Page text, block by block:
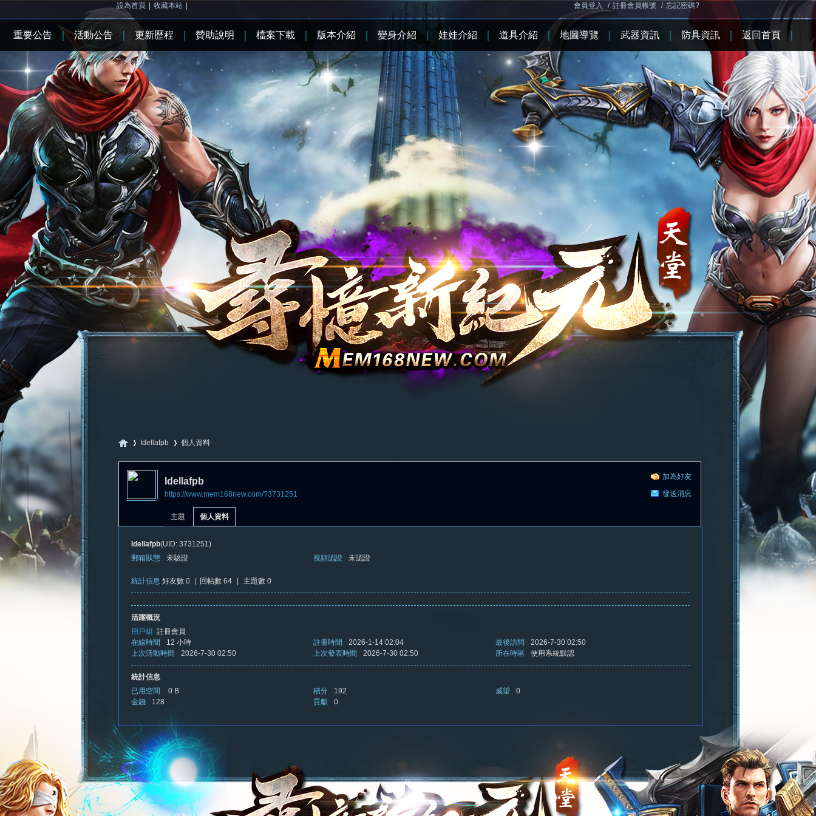
設為首頁 收藏本站 會員登入 / 註冊會員帳號 / 忘記密碼?
新
Idellafpb
›
個人資料
加為好友
發送消息
Idellafpb
https://www.mem168new.com/?3731251
主題 個人資料
Idellafpb(UID: 3731251)
郵箱狀態
未驗證 視頻認證 未認證
統計信息 好友數 0 回帖數 64 主題數 0
活躍概況
用戶組 註冊會員
在線時間
12 小時 註冊時間 2026-1-14 02:04 最後訪問
2026-7-30 02:50
上次活動時間
2026-7-30 02:50 上次發表時間 2026-7-30 02:50 所在時區 使用系統默認
統計信息
已用空間
0 B 積分 192 威望
0
金錢
128 貢獻 0